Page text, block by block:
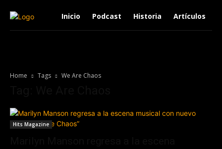
Inicio Podcast Historia Artículos
Home Tags We Are Chaos
Hits Magazine